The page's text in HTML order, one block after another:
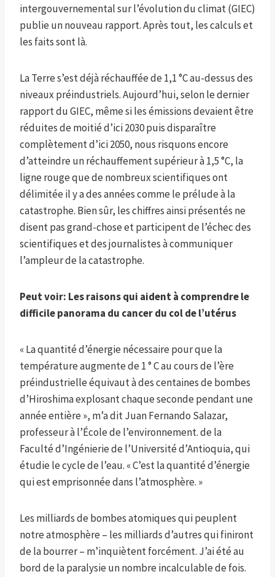
intergouvernemental sur l’évolution du climat (GIEC)
publie un nouveau rapport. Après tout, les calculs et
les faits sont là.
La Terre s’est déjà réchauffée de 1,1 °C au-dessus des
niveaux préindustriels. Aujourd’hui, selon le dernier
rapport du GIEC, même si les émissions devaient être
réduites de moitié d’ici 2030 puis disparaître
complètement d’ici 2050, nous risquons encore
d’atteindre un réchauffement supérieur à 1,5 °C, la
ligne rouge que de nombreux scientifiques ont
délimitée il y a des années comme le prélude à la
catastrophe. Bien sûr, les chiffres ainsi présentés ne
disent pas grand-chose et participent de l’échec des
scientifiques et des journalistes à communiquer
l’ampleur de la catastrophe.
Peut voir: Les raisons qui aident à comprendre le
difficile panorama du cancer du col de l’utérus
« La quantité d’énergie nécessaire pour que la
température augmente de 1 ° C au cours de l’ère
préindustrielle équivaut à des centaines de bombes
d’Hiroshima explosant chaque seconde pendant une
année entière », m’a dit Juan Fernando Salazar,
professeur à l’École de l’environnement. de la
Faculté d’Ingénierie de l’Université d’Antioquia, qui
étudie le cycle de l’eau. « C’est la quantité d’énergie
qui est emprisonnée dans l’atmosphère. »
Les milliards de bombes atomiques qui peuplent
notre atmosphère – les milliards d’autres qui finiront
de la bourrer – m’inquiètent forcément. J’ai été au
bord de la paralysie un nombre incalculable de fois.